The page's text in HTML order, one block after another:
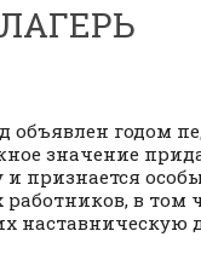
объявлен годом
значение
и признается
работников, в том
наставническую